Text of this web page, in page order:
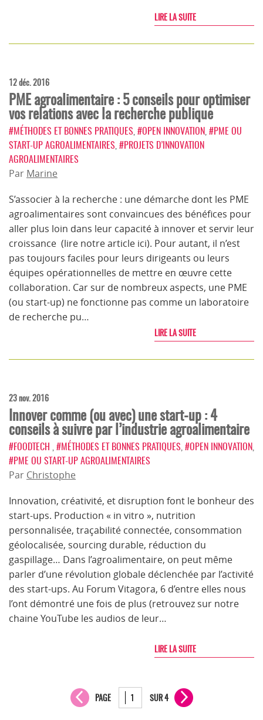
LIRE LA SUITE
12 déc. 2016
PME agroalimentaire : 5 conseils pour optimiser
vos relations avec la recherche publique
#MÉTHODES ET BONNES PRATIQUES #OPEN INNOVATION #PME OU
START-UP AGROALIMENTAIRES #PROJETS D’INNOVATION
AGROALIMENTAIRES
Par Marine
S’associer à la recherche : une démarche dont les PME
agroalimentaires sont convaincues des bénéfices pour
aller plus loin dans leur capacité à innover et servir leur
croissance (lire notre article ici). Pour autant, il n’est
pas toujours faciles pour leurs dirigeants ou leurs
équipes opérationnelles de mettre en œuvre cette
collaboration. Car sur de nombreux aspects, une PME
(ou start-up) ne fonctionne pas comme un laboratoire
de recherche pu…
LIRE LA SUITE
23 nov. 2016
Innover comme (ou avec) une start-up : 4
conseils à suivre par l’industrie agroalimentaire
#FOODTECH #MÉTHODES ET BONNES PRATIQUES #OPEN INNOVATION
#PME OU START-UP AGROALIMENTAIRES
Par Christophe
Innovation, créativité, et disruption font le bonheur des
start-ups. Production « in vitro », nutrition
personnalisée, traçabilité connectée, consommation
géolocalisée, sourcing durable, réduction du
gaspillage… Dans l’agroalimentaire, on peut même
parler d’une révolution globale déclenchée par l’activité
des start-ups. Au Forum Vitagora, 6 d’entre elles nous
l’ont démontré une fois de plus (retrouvez sur notre
chaine YouTube les audios de leur…
LIRE LA SUITE
PAGE SUR 4